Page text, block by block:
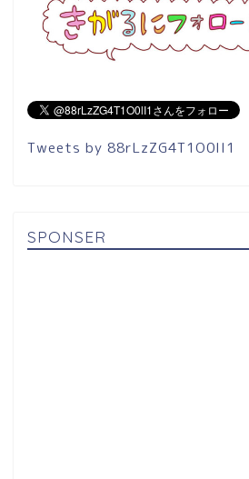
Tweets by 88rLzZG4T1O0lI1
SPONSER